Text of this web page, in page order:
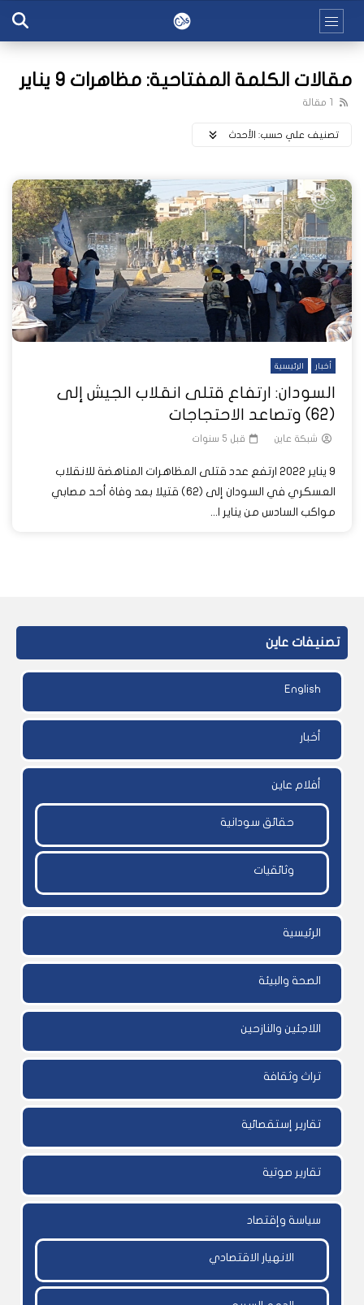
مقالات الكلمة المفتاحية: مظاهرات 9 يناير
1 مقالة
تصنيف علي حسب: اﻷحدث
أخبار الرئيسية
السودان: ارتفاع قتلى انقلاب الجيش إلى
(62) وتصاعد الاحتجاجات
شبكة عاين قبل 5 سنوات
9 يناير 2022 ارتفع عدد قتلى المظاهرات المناهضة للانقلاب
العسكري في السودان إلى (62) قتيلا بعد وفاة أحد مصابي
مواكب السادس من يناير ا...
تصنيفات عاين
English
أخبار
أفلام عاين
حقائق سودانية
وثائقيات
الرئيسية
الصحة والبيئة
اللاجئين والنازحين
تراث وثقافة
تقارير إستقصائية
تقارير صوتية
سياسة وإقتصاد
الانهيار الاقتصادي